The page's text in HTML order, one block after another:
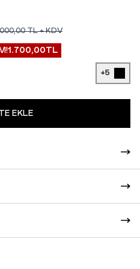
TL + KDV
1.700,00TL
+5
EKLE